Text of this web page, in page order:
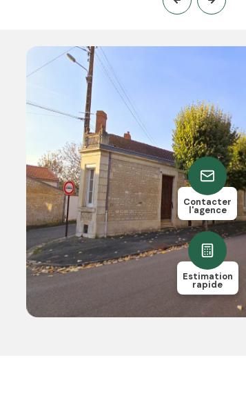
chambre(s)
235
m²
Contacter
l'agence
Estimation
rapide